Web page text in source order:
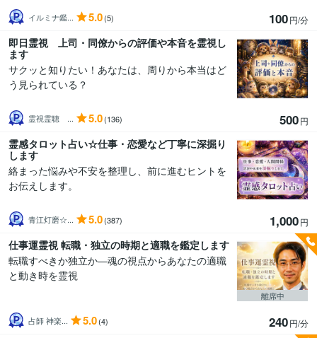
イルミナ鑑... 5.0(5) 100円/分
即日霊視 上司・同僚からの評価や本音を霊視し
ます
サクッと知りたい！あなたは、周りから本当はど
う見られている？
霊視霊聴 ... 5.0(136) 500円
霊感タロット占い☆仕事・恋愛など丁寧に深掘り
します
絡まった悩みや不安を整理し、前に進むヒントを
お伝えします。
青江灯磨☆... 5.0(387) 1,000円
仕事運霊視 転職・独立の時期と適職を鑑定します
転職すべきか独立か—魂の視点からあなたの適職
と動き時を霊視
占師 神楽... 5.0(4) 240円/分
離席中